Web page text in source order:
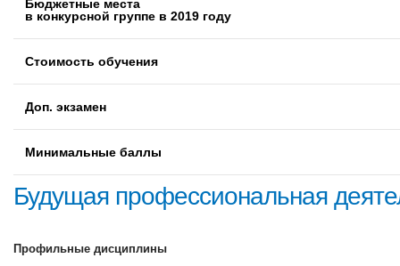
Бюджетные места
в конкурсной группе в 2019 году
Стоимость обучения
Доп. экзамен
Минимальные баллы
Будущая профессиональная
Профильные дисциплины